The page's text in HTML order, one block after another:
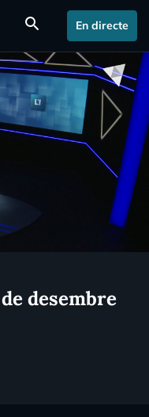
search En directe
desembre